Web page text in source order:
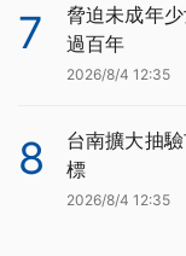
7
脅迫未成年
過百年
2026/8/4 12:35
8
台南擴大抽
標
2026/8/4 12:35